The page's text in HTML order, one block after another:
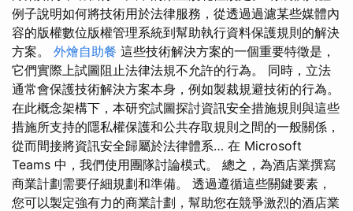
例子說明如何將技術用於法律服務，從透過過濾某些媒體內
容的版權數位版權管理系統到幫助執行資料保護規則的解決
方案。 外燴自助餐 這些技術解決方案的一個重要特徵是，
它們實際上試圖阻止法律法規不允許的行為。 同時，立法
通常會保護技術解決方案本身，例如製裁規避技術的行為。
在此概念架構下，本研究試圖探討資訊安全措施規則與這些
措施所支持的隱私權保護和公共存取規則之間的一般關係，
從而間接將資訊安全歸屬於法律體系… 在 Microsoft
Teams 中，我們使用團隊討論模式。 總之，為酒店業撰寫
商業計劃需要仔細規劃和準備。 透過遵循這些關鍵要素，
您可以製定強有力的商業計劃，幫助您在競爭激烈的酒店業